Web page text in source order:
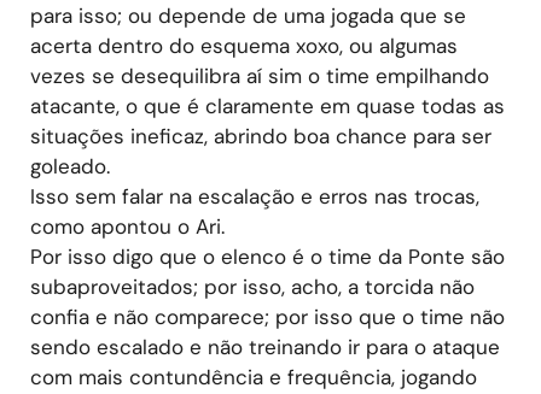
para isso; ou depende de uma jogada que se
acerta dentro do esquema xoxo, ou algumas
vezes se desequilibra aí sim o time empilhando
atacante, o que é claramente em quase todas as
situações ineficaz, abrindo boa chance para ser
goleado.
Isso sem falar na escalação e erros nas trocas,
como apontou o Ari.
Por isso digo que o elenco é o time da Ponte são
subaproveitados; por isso, acho, a torcida não
confia e não comparece; por isso que o time não
sendo escalado e não treinando ir para o ataque
com mais contundência e frequência, jogando